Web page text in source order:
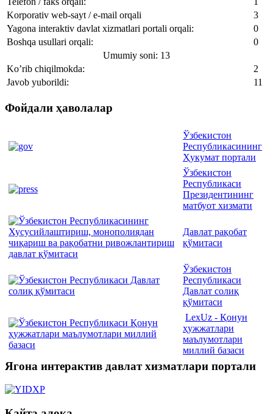
Korporativ web-sayt / e-mail orqali
3
Yagona interaktiv davlat xizmatlari portali orqali:
0
Boshqa usullari orqali:
0
Umumiy soni: 13
Ko’rib chiqilmokda:
2
Javob yuborildi:
11
Фойдали ҳаволалар
Ўзбекистон
Республикасининг
Ҳукумат портали
Ўзбекистон
Республикаси
Президентининг
матбуот хизмати
Давлат рақобат
қўмитаси
Ўзбекистон
Республикаси
Давлат солиқ
қўмитаси
LexUz - Қонун
ҳужжатлари
маълумотлари
миллий базаси
Ягона интерактив давлат хизматлари портали